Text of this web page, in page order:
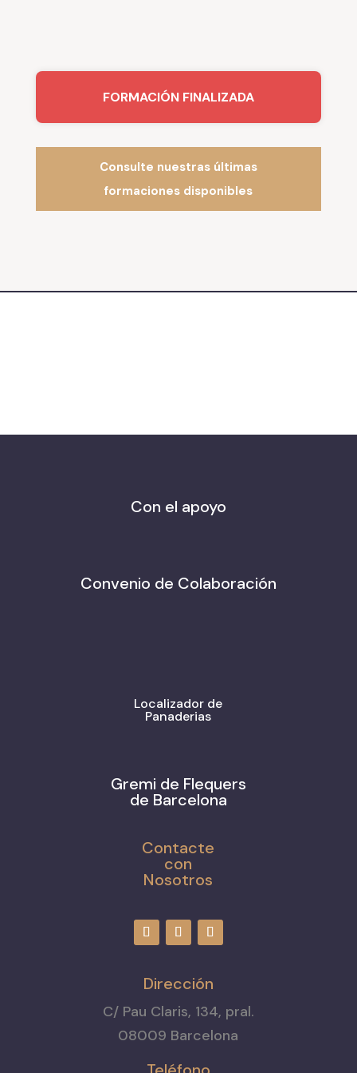
FORMACIÓN FINALIZADA
Consulte nuestras últimas
formaciones disponibles
Con el apoyo
Convenio de Colaboración
Localizador de
Panaderias
Gremi de Flequers
de Barcelona
Contacte
con
Nosotros
Dirección
C/ Pau Claris, 134, pral.
08009 Barcelona